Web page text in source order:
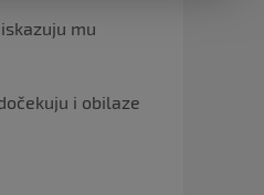
mu
i obilaze